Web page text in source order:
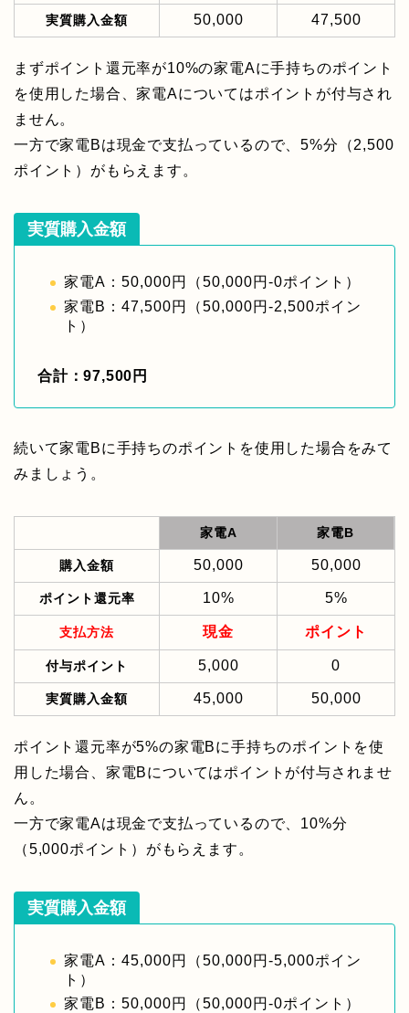
実質購入金額 50,000 47,500
まずポイント還元率が10%の家電Aに手持ちのポイント
を使用した場合、家電Aについてはポイントが付与され
ません。
一方で家電Bは現金で支払っているので、5%分（2,500
ポイント）がもらえます。
実質購入金額
家電A：50,000円（50,000円-0ポイント）
家電B：47,500円（50,000円-2,500ポイン
ト）
合計：97,500円
続いて家電Bに手持ちのポイントを使用した場合をみて
みましょう。
家電A 家電B
購入金額 50,000 50,000
ポイント還元率 10% 5%
支払方法 現金 ポイント
付与ポイント 5,000 0
実質購入金額 45,000 50,000
ポイント還元率が5%の家電Bに手持ちのポイントを使
用した場合、家電Bについてはポイントが付与されませ
ん。
一方で家電Aは現金で支払っているので、10%分
（5,000ポイント）がもらえます。
実質購入金額
家電A：45,000円（50,000円-5,000ポイン
ト）
家電B：50,000円（50,000円-0ポイント）